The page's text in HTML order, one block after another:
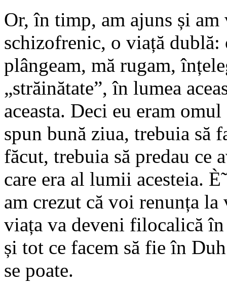
Or, în timp, am ajuns și
schizofrenic, o viață
plângeam, mă rugam,
„străinătate”, în lumea
aceasta. Deci eu eram
spun bună ziua, trebuia să
făcut, trebuia să predau ce
care era al lumii acesteia.
am crezut că voi renunța
viața va deveni filocalică
și tot ce facem să fie în
se poate.